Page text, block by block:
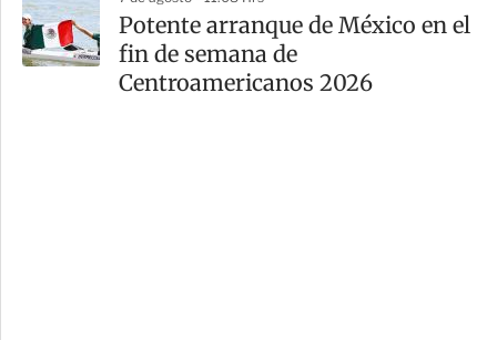
Potente arranque de México en el
fin de semana de
Centroamericanos 2026